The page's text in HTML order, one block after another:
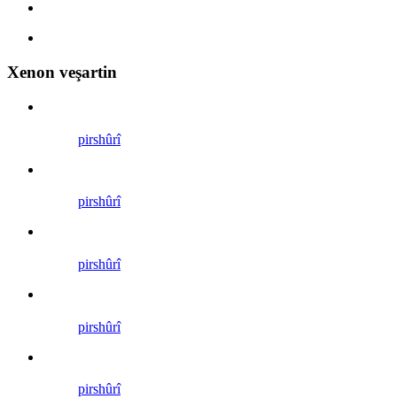
Xenon veşartin
pirshûrî
pirshûrî
pirshûrî
pirshûrî
pirshûrî